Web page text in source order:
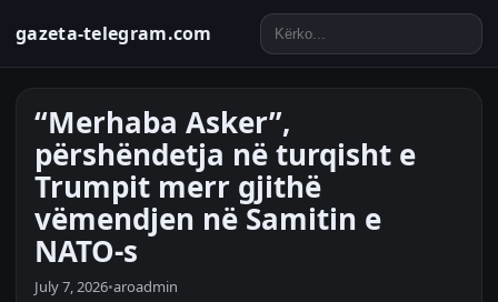
gazeta-telegram.com
“Merhaba Asker”,
përshëndetja në turqisht e
Trumpit merr gjithë
vëmendjen në Samitin e
NATO-s
July 7, 2026•aroadmin